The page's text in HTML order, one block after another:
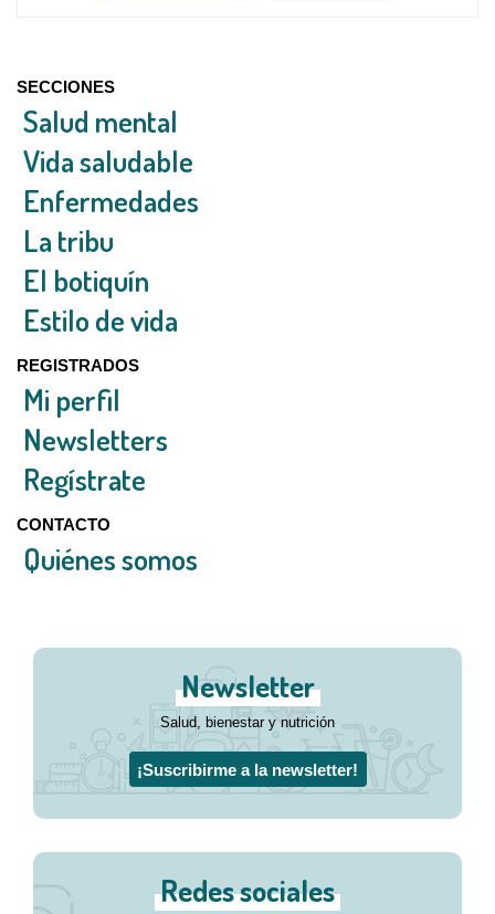
SECCIONES
Salud mental
Vida saludable
Enfermedades
La tribu
El botiquín
Estilo de vida
REGISTRADOS
Mi perfil
Newsletters
Regístrate
CONTACTO
Quiénes somos
Newsletter
Salud, bienestar y nutrición
¡Suscribirme a la newsletter!
Redes sociales